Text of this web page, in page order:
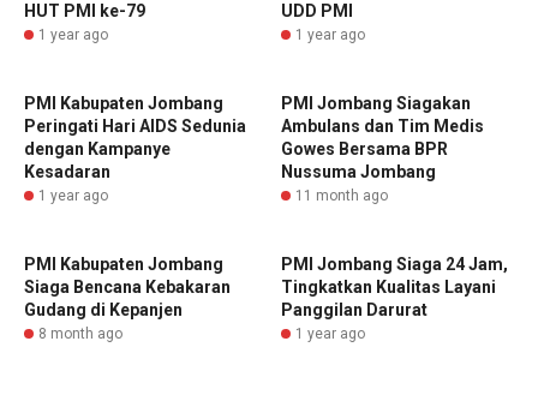
HUT PMI ke-79
1 year ago
UDD PMI
1 year ago
PMI Kabupaten Jombang
Peringati Hari AIDS Sedunia
dengan Kampanye
Kesadaran
1 year ago
PMI Jombang Siagakan
Ambulans dan Tim Medis
Gowes Bersama BPR
Nussuma Jombang
11 month ago
PMI Kabupaten Jombang
Siaga Bencana Kebakaran
Gudang di Kepanjen
8 month ago
PMI Jombang Siaga 24 Jam,
Tingkatkan Kualitas Layani
Panggilan Darurat
1 year ago